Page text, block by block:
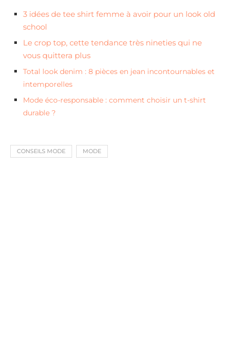
3 idées de tee shirt femme à avoir pour un look old
school
Le crop top, cette tendance très nineties qui ne
vous quittera plus
Total look denim : 8 pièces en jean incontournables et
intemporelles
Mode éco-responsable : comment choisir un t-shirt
durable ?
CONSEILS MODE MODE